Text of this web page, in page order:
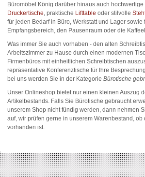
Büromöbel König darüber hinaus auch hochwertige
Druckertische, praktische Lifttable oder stilvolle
für jeden Bedarf in Büro, Werkstatt und Lager sowie
Empfangsbereich, den Pausenraum oder die
Was immer Sie auch vorhaben - den alten
Arbeitszimmer zu Hause durch einen modernen
Firmenbüros mit einheitlichen Schreibtischen
repräsentative Konferenztische für Ihre
bei uns werden Sie in der Kategorie Bürotische
Unser Onlineshop bietet nur einen kleinen Auszug
Artikelbestands. Falls Sie Bürotische gebraucht
unserem Shop nicht fündig werden, dann nehmen
auf, wir prüfen gerne in unserem Warenbestand,
vorhanden ist.